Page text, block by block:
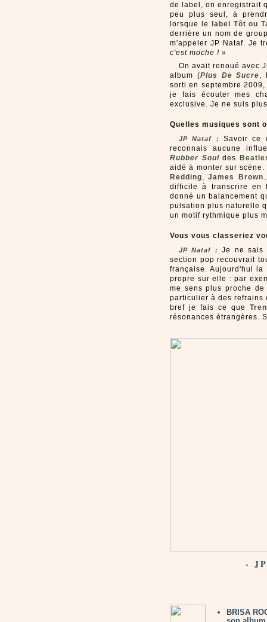
de label, on enregistrait
peu plus seul, à
lorsque le
label Tôt ou
derrière un nom de
m'appeler JP Nataf. Je
c'est moche ! »
On avait renoué avec
album (Plus De Sucre,
sorti en septembre
je fais écouter mes
exclusive. Je ne suis
Quelles musiques sont
JP Nataf :
Savoir ce
reconnais aucune
Rubber Souldes
aidé à monter sur
Redding,James Brown
difficile à transcrire en
donné un balancement
pulsation plus naturelle
un motif rythmique plus
Vous vous classeriez
JP Nataf :
Je ne sais
section pop recouvrait
française. Aujourd'hui
propre sur elle : par
me sens plus proche
particulier à des refrains
bref je fais ce que
résonances étrangères.
-
BRISA